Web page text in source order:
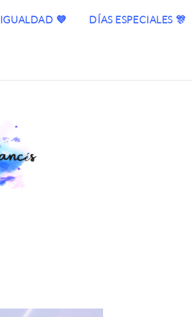
IGUALDAD 💜 DÍAS ESPECIALES 🎊